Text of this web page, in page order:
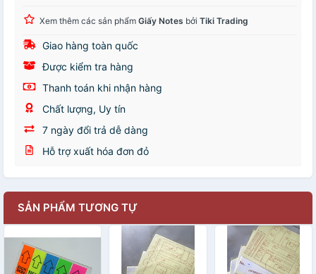
Xem thêm các sản phẩm Giấy Notes bởi Tiki Trading
Giao hàng toàn quốc
Được kiểm tra hàng
Thanh toán khi nhận hàng
Chất lượng, Uy tín
7 ngày đổi trả dễ dàng
Hỗ trợ xuất hóa đơn đỏ
SẢN PHẨM TƯƠNG TỰ